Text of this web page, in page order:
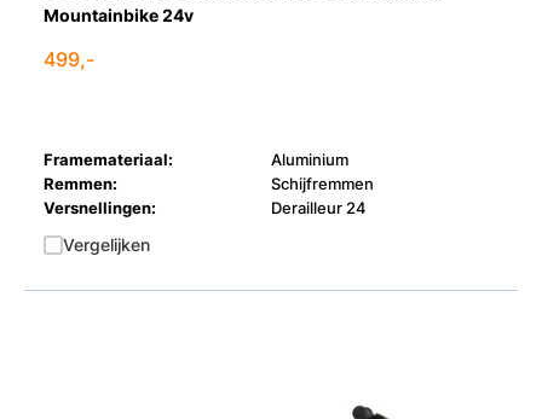
Mountainbike 24v
499,-
Framemateriaal:
Aluminium
Remmen:
Schijfremmen
Versnellingen:
Derailleur 24
Vergelijken